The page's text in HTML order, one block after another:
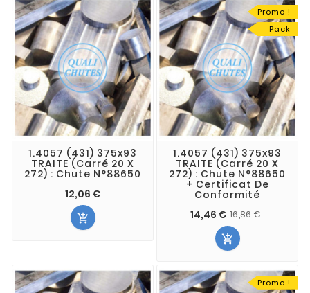
1.4057 (431) 375x93
TRAITE (Carré 20 X
272) : Chute N°88650
12,06 €

Promo !
Pack
1.4057 (431) 375x93
TRAITE (Carré 20 X
272) : Chute N°88650
+ Certificat De
Conformité
14,46 € 16,86 €

Promo !